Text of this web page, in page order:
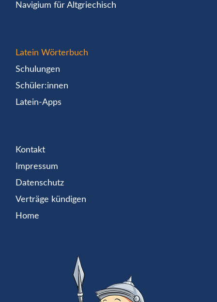
Navigium für Altgriechisch
Latein Wörterbuch
Schulungen
Schüler:innen
Latein-Apps
Kontakt
Impressum
Datenschutz
Verträge kündigen
Home